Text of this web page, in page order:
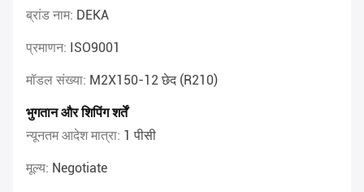
ब्रांड नाम: DEKA
प्रमाणन: ISO9001
मॉडल संख्या: M2X150-12 छेद (R210)
भुगतान और शिपिंग शर्तें
न्यूनतम आदेश मात्रा: 1 पीसी
मूल्य: Negotiate